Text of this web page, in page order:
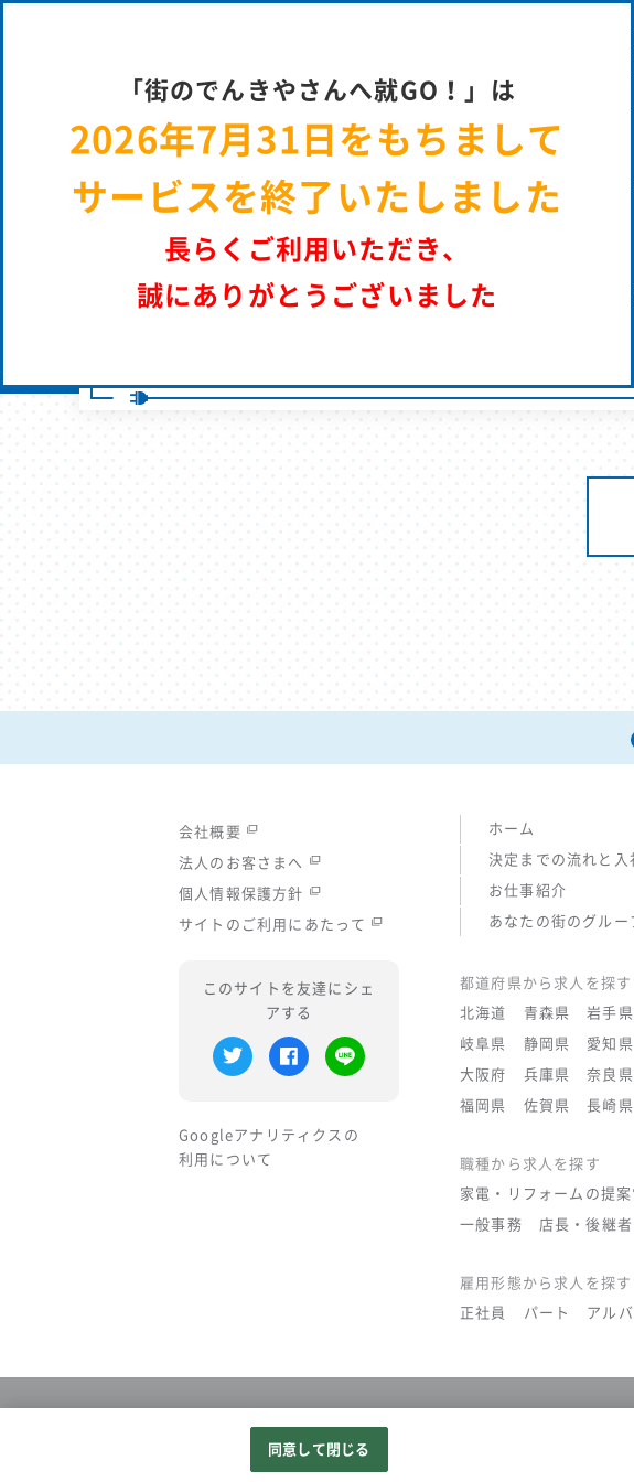
街のでんきやさんへ就GO
「街のでんきやさんへ就GO！」は
2026年7月31日をもちまして
サービスを終了いたしました
長らくご利用いただき、
誠にありがとうございました
街のでんきやさんへ就GO！ | パーソルエクセルＨＲパートナーズ 採用サイト ホーム
この工
会社概要
法人のお客さまへ
個人情報保護方針
サイトのご利用にあたって
このサイトを友達にシェ
アする
Googleアナリティクスの
利用について
ホーム
決定までの流れと入
お仕事紹介
あなたの街のグルー
都道府県から求人を探す
北海道 青森県 岩手県
岐阜県 静岡県 愛知県
大阪府 兵庫県 奈良県
福岡県 佐賀県 長崎県
職種から求人を探す
家電・リフォームの提案
一般事務 店長・後継者
雇用形態から求人を探す
正社員 パート アル
同意して閉じる